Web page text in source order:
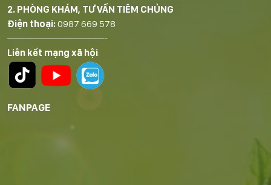
2. PHÒNG KHÁM, TƯ VẤN TIÊM CHỦNG
Điện thoại:0987 669 578
——————————-
Liên kết mạng xã hội:
FANPAGE